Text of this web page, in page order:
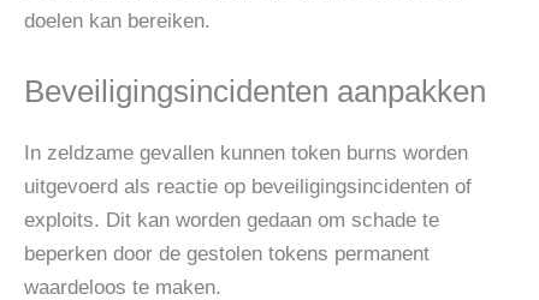
doelen kan bereiken.
Beveiligingsincidenten aanpakken
In zeldzame gevallen kunnen token burns worden
uitgevoerd als reactie op beveiligingsincidenten of
exploits. Dit kan worden gedaan om schade te
beperken door de gestolen tokens permanent
waardeloos te maken.